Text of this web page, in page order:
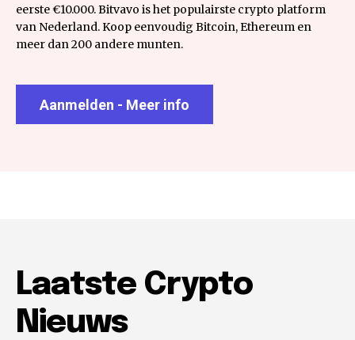
eerste €10.000. Bitvavo is het populairste crypto platform
van Nederland. Koop eenvoudig Bitcoin, Ethereum en
meer dan 200 andere munten.
Aanmelden - Meer info
Laatste Crypto
Nieuws